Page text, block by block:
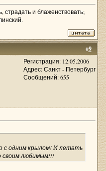
страдать и блаженствовать;
#9
Регистрация: 12.05.2006
Адрес: Санкт - Петербург
Сообщений: 655
с одним крылом! И летать
своим любимым!!!